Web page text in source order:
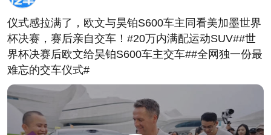
仪式感拉满了，欧文与昊铂S600车主同看美加墨世界
杯决赛，赛后亲自交车！#20万内满配运动SUV##世
界杯决赛后欧文给昊铂S600车主交车##全网独一份最
难忘的交车仪式#